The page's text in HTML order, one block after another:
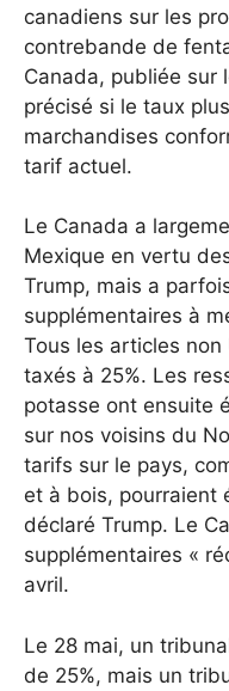
canadiens sur les
contrebande de
Canada, publiée sur
précisé si le taux
marchandises
tarif actuel.
Le Canada a
Mexique en vertu
Trump, mais a
supplémentaires à
Tous les articles
taxés à 25%. Les
potasse ont ensuite
sur nos voisins du
tarifs sur le pays,
et à bois, pourraient
déclaré Trump. Le
supplémentaires «
avril.
Le 28 mai, un
de 25%, mais un